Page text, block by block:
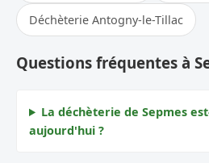
Déchèterie Antogny-le-Tillac
Questions fréquentes à
La déchèterie de Sepmes
aujourd'hui ?